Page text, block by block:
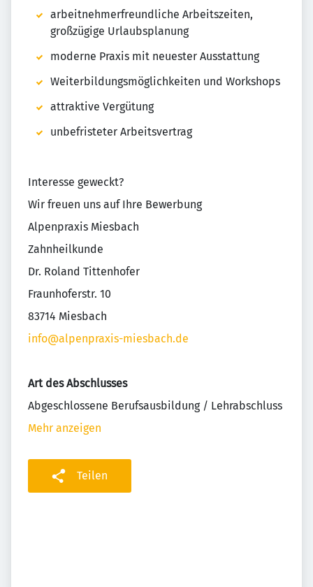
arbeitnehmerfreundliche Arbeitszeiten,
großzügige Urlaubsplanung
moderne Praxis mit neuester Ausstattung
Weiterbildungsmöglichkeiten und Workshops
attraktive Vergütung
unbefristeter Arbeitsvertrag
Interesse geweckt?
Wir freuen uns auf Ihre Bewerbung
Alpenpraxis Miesbach
Zahnheilkunde
Dr. Roland Tittenhofer
Fraunhoferstr. 10
83714 Miesbach
info@alpenpraxis-miesbach.de
Art des Abschlusses
Abgeschlossene Berufsausbildung / Lehrabschluss
Mehr anzeigen
Teilen